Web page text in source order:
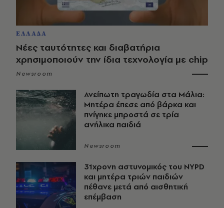
ΕΛΛΑΔΑ
Νέες ταυτότητες και διαβατήρια
χρησιμοποιούν την ίδια τεχνολογία με chip
Newsroom
Ανείπωτη τραγωδία στα Μάλια:
Μητέρα έπεσε από βάρκα και
πνίγηκε μπροστά σε τρία
ανήλικα παιδιά
Newsroom
31χρονη αστυνομικός του NYPD
και μητέρα τριών παιδιών
πέθανε μετά από αισθητική
επέμβαση